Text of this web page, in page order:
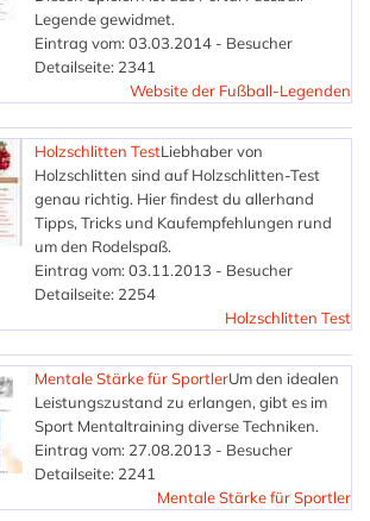
Legende gewidmet.
Eintrag vom: 03.03.2014 - Besucher
Detailseite: 2341
Website der Fußball-Legenden
Holzschlitten TestLiebhaber von
Holzschlitten sind auf Holzschlitten-Test
genau richtig. Hier findest du allerhand
Tipps, Tricks und Kaufempfehlungen rund
um den Rodelspaß.
Eintrag vom: 03.11.2013 - Besucher
Detailseite: 2254
Holzschlitten Test
Mentale Stärke für SportlerUm den idealen
Leistungszustand zu erlangen, gibt es im
Sport Mentaltraining diverse Techniken.
Eintrag vom: 27.08.2013 - Besucher
Detailseite: 2241
Mentale Stärke für Sportler